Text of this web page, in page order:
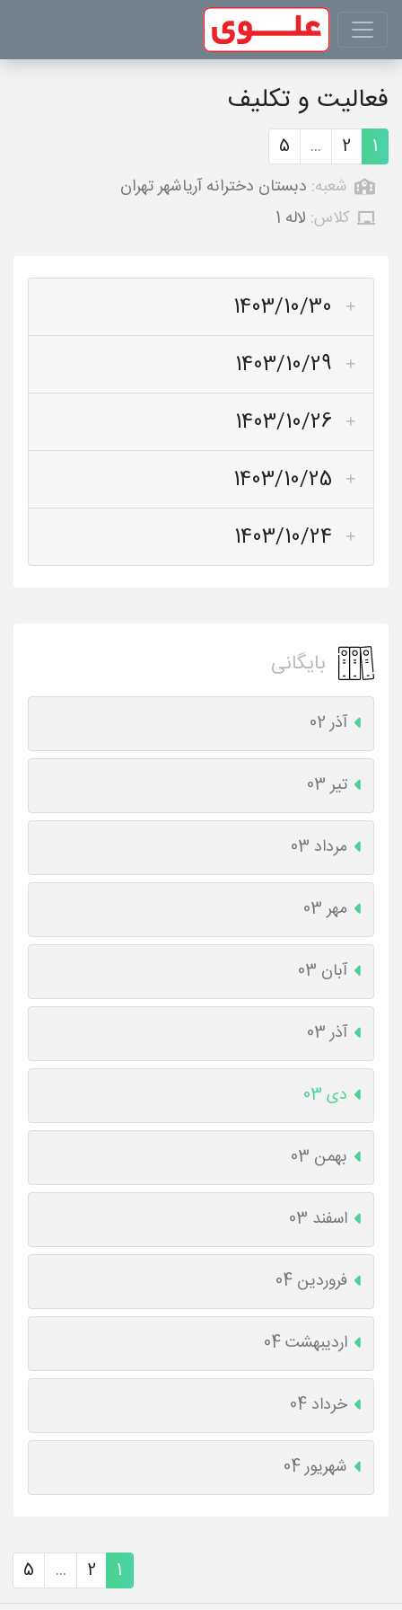
فعالیت و تکلیف
1
2
...
5
شعبه: دبستان دخترانه آریاشهر تهران
کلاس: لاله 1
1403/10/30
1403/10/29
1403/10/26
1403/10/25
1403/10/24
بایگانی
آذر 02
تیر 03
مرداد 03
مهر 03
آبان 03
آذر 03
دی 03
بهمن 03
اسفند 03
فروردین 04
اردیبهشت 04
خرداد 04
شهریور 04
1
2
...
5